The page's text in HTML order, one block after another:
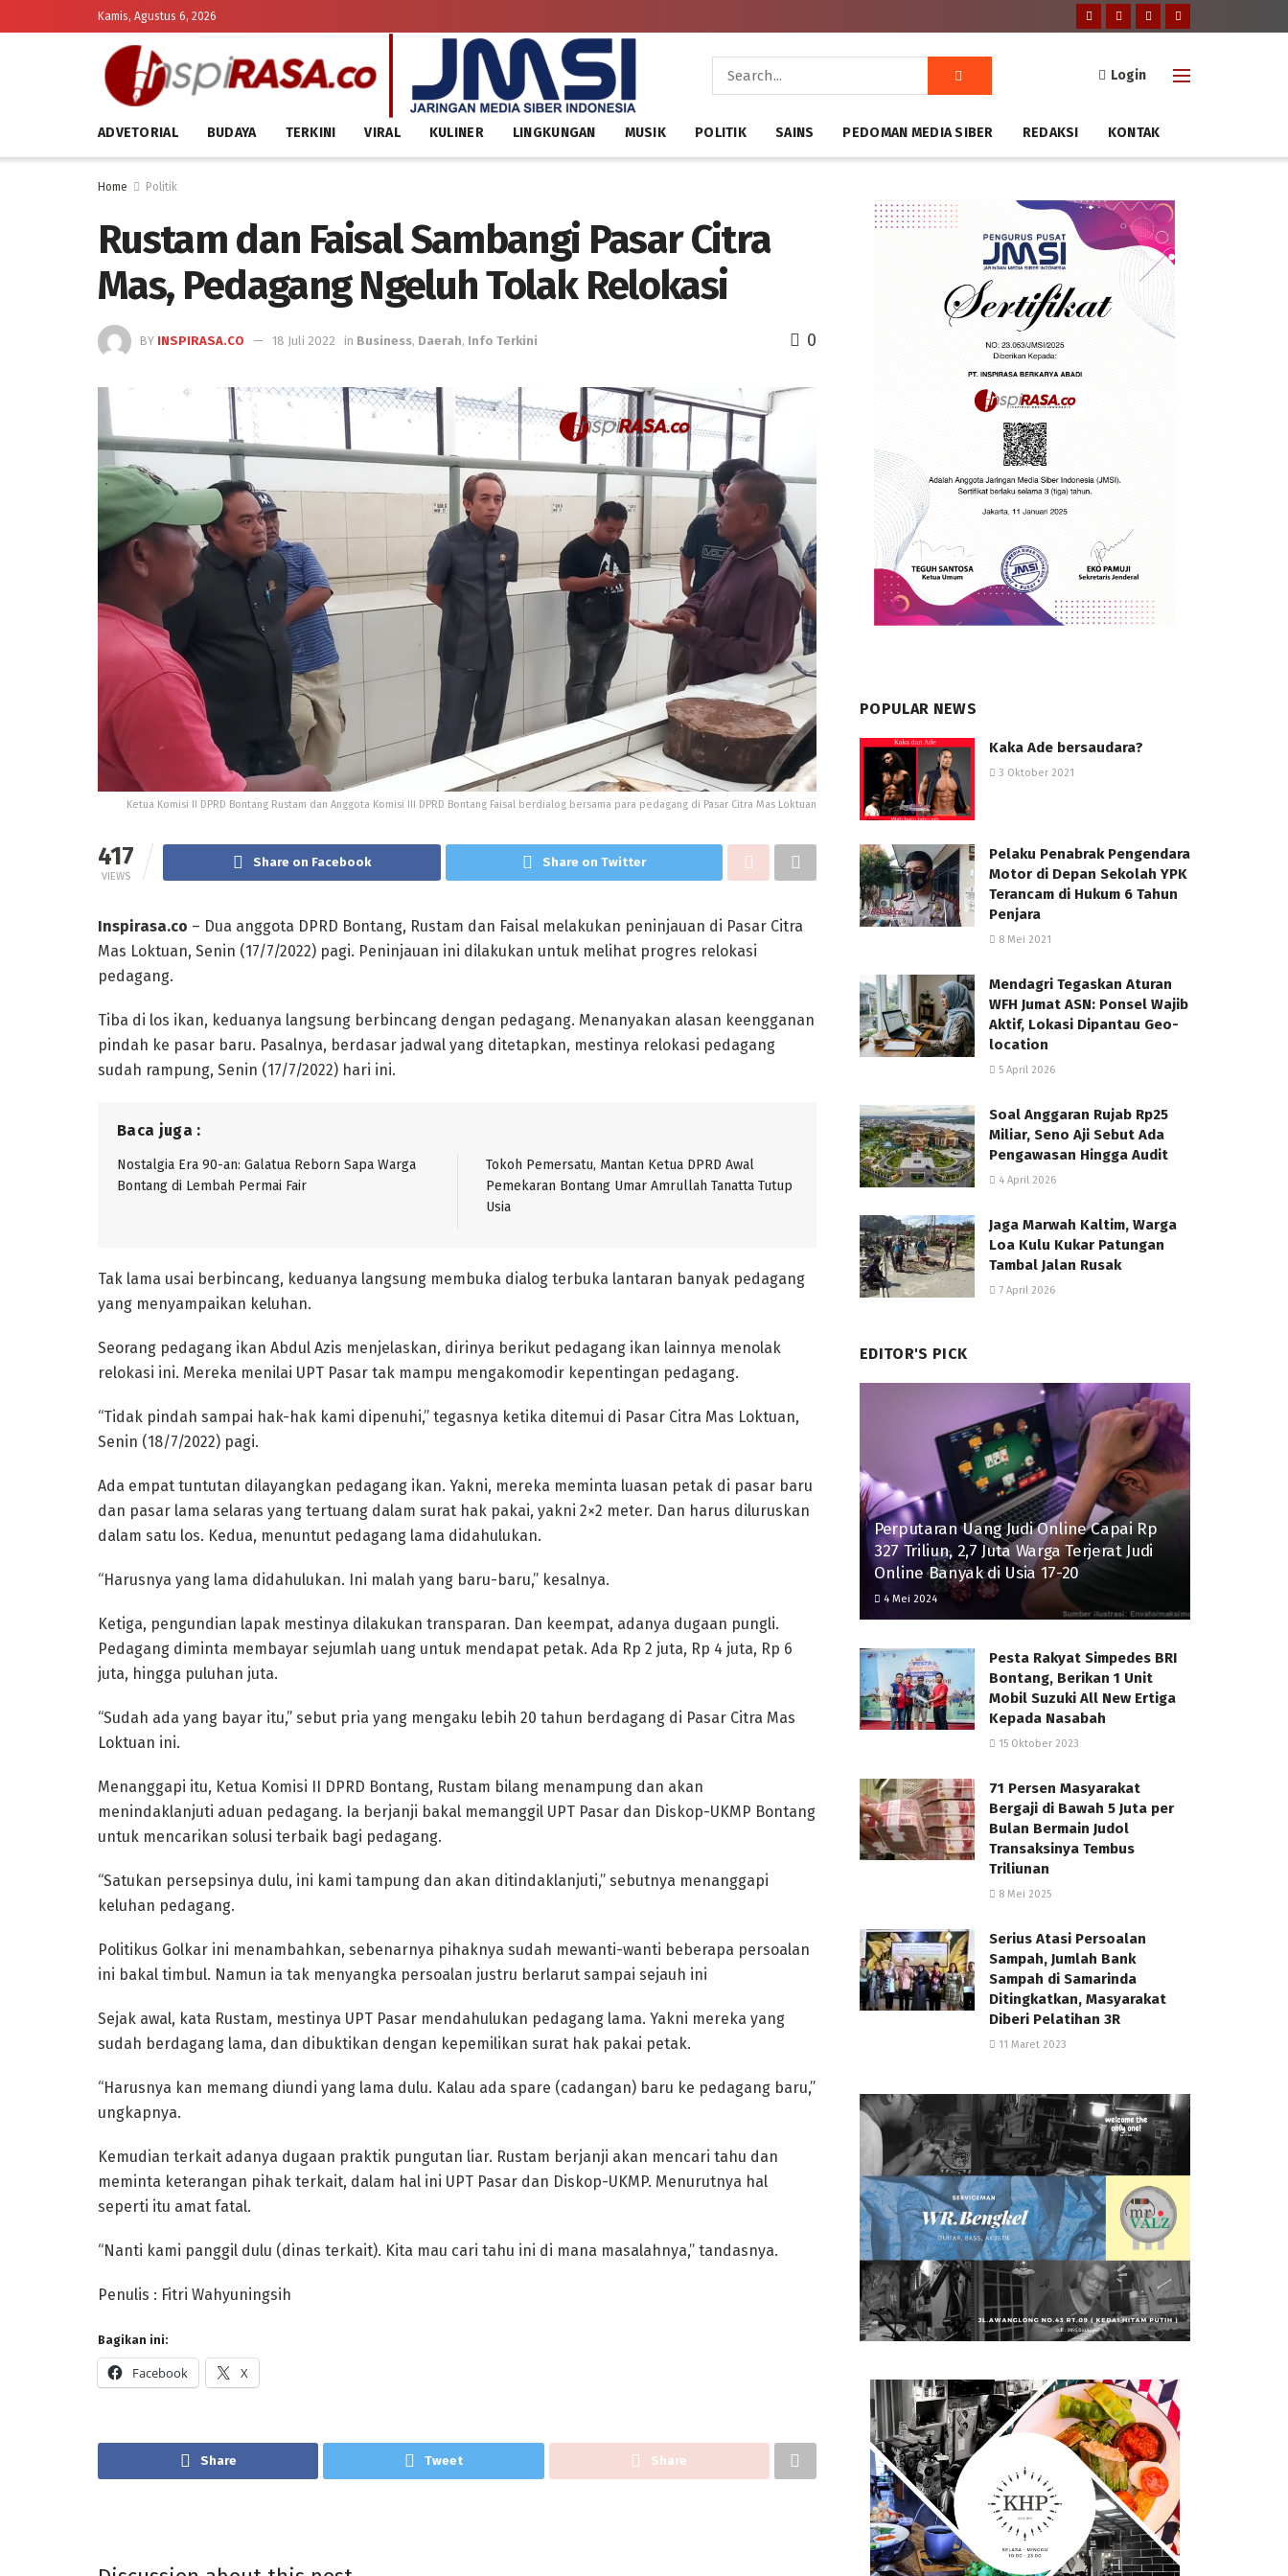
Kamis, Agustus 6, 2026
Login
ADVETORIAL BUDAYA TERKINI VIRAL KULINER LINGKUNGAN MUSIK POLITIK SAINS PEDOMAN MEDIA SIBER REDAKSI KONTAK
Home Politik
Rustam dan Faisal Sambangi Pasar Citra
Mas, Pedagang Ngeluh Tolak Relokasi
BY INSPIRASA.CO 18 Juli 2022 in Business, Daerah, Info Terkini 0
Ketua Komisi II DPRD Bontang Rustam dan Anggota Komisi III DPRD Bontang Faisal berdialog bersama para pedagang di Pasar Citra Mas Loktuan
417
VIEWS
Share on Facebook Share on Twitter
Inspirasa.co – Dua anggota DPRD Bontang, Rustam dan Faisal melakukan peninjauan di Pasar Citra
Mas Loktuan, Senin (17/7/2022) pagi. Peninjauan ini dilakukan untuk melihat progres relokasi
pedagang.
Tiba di los ikan, keduanya langsung berbincang dengan pedagang. Menanyakan alasan keengganan
pindah ke pasar baru. Pasalnya, berdasar jadwal yang ditetapkan, mestinya relokasi pedagang
sudah rampung, Senin (17/7/2022) hari ini.
Baca juga :
Nostalgia Era 90-an: Galatua Reborn Sapa Warga
Bontang di Lembah Permai Fair
Tokoh Pemersatu, Mantan Ketua DPRD Awal
Pemekaran Bontang Umar Amrullah Tanatta Tutup
Usia
Tak lama usai berbincang, keduanya langsung membuka dialog terbuka lantaran banyak pedagang
yang menyampaikan keluhan.
Seorang pedagang ikan Abdul Azis menjelaskan, dirinya berikut pedagang ikan lainnya menolak
relokasi ini. Mereka menilai UPT Pasar tak mampu mengakomodir kepentingan pedagang.
“Tidak pindah sampai hak-hak kami dipenuhi,” tegasnya ketika ditemui di Pasar Citra Mas Loktuan,
Senin (18/7/2022) pagi.
Ada empat tuntutan dilayangkan pedagang ikan. Yakni, mereka meminta luasan petak di pasar baru
dan pasar lama selaras yang tertuang dalam surat hak pakai, yakni 2×2 meter. Dan harus diluruskan
dalam satu los. Kedua, menuntut pedagang lama didahulukan.
“Harusnya yang lama didahulukan. Ini malah yang baru-baru,” kesalnya.
Ketiga, pengundian lapak mestinya dilakukan transparan. Dan keempat, adanya dugaan pungli.
Pedagang diminta membayar sejumlah uang untuk mendapat petak. Ada Rp 2 juta, Rp 4 juta, Rp 6
juta, hingga puluhan juta.
“Sudah ada yang bayar itu,” sebut pria yang mengaku lebih 20 tahun berdagang di Pasar Citra Mas
Loktuan ini.
Menanggapi itu, Ketua Komisi II DPRD Bontang, Rustam bilang menampung dan akan
menindaklanjuti aduan pedagang. Ia berjanji bakal memanggil UPT Pasar dan Diskop-UKMP Bontang
untuk mencarikan solusi terbaik bagi pedagang.
“Satukan persepsinya dulu, ini kami tampung dan akan ditindaklanjuti,” sebutnya menanggapi
keluhan pedagang.
Politikus Golkar ini menambahkan, sebenarnya pihaknya sudah mewanti-wanti beberapa persoalan
ini bakal timbul. Namun ia tak menyangka persoalan justru berlarut sampai sejauh ini
Sejak awal, kata Rustam, mestinya UPT Pasar mendahulukan pedagang lama. Yakni mereka yang
sudah berdagang lama, dan dibuktikan dengan kepemilikan surat hak pakai petak.
“Harusnya kan memang diundi yang lama dulu. Kalau ada spare (cadangan) baru ke pedagang baru,”
ungkapnya.
Kemudian terkait adanya dugaan praktik pungutan liar. Rustam berjanji akan mencari tahu dan
meminta keterangan pihak terkait, dalam hal ini UPT Pasar dan Diskop-UKMP. Menurutnya hal
seperti itu amat fatal.
“Nanti kami panggil dulu (dinas terkait). Kita mau cari tahu ini di mana masalahnya,” tandasnya.
Penulis : Fitri Wahyuningsih
Bagikan ini:
Facebook X
Share Tweet Share
POPULAR NEWS
Kaka Ade bersaudara?
3 Oktober 2021
Pelaku Penabrak Pengendara
Motor di Depan Sekolah YPK
Terancam di Hukum 6 Tahun
Penjara
8 Mei 2021
Mendagri Tegaskan Aturan
WFH Jumat ASN: Ponsel Wajib
Aktif, Lokasi Dipantau Geo-
location
5 April 2026
Soal Anggaran Rujab Rp25
Miliar, Seno Aji Sebut Ada
Pengawasan Hingga Audit
4 April 2026
Jaga Marwah Kaltim, Warga
Loa Kulu Kukar Patungan
Tambal Jalan Rusak
7 April 2026
EDITOR'S PICK
Perputaran Uang Judi Online Capai Rp
327 Triliun, 2,7 Juta Warga Terjerat Judi
Online Banyak di Usia 17-20
4 Mei 2024
Pesta Rakyat Simpedes BRI
Bontang, Berikan 1 Unit
Mobil Suzuki All New Ertiga
Kepada Nasabah
15 Oktober 2023
71 Persen Masyarakat
Bergaji di Bawah 5 Juta per
Bulan Bermain Judol
Transaksinya Tembus
Triliunan
8 Mei 2025
Serius Atasi Persoalan
Sampah, Jumlah Bank
Sampah di Samarinda
Ditingkatkan, Masyarakat
Diberi Pelatihan 3R
11 Maret 2023